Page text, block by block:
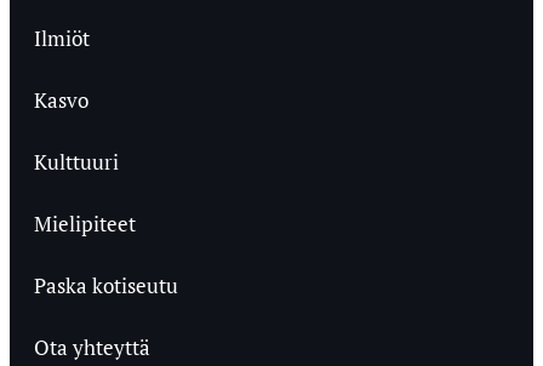
Ilmiöt
Kasvo
Kulttuuri
Mielipiteet
Paska kotiseutu
Ota yhteyttä